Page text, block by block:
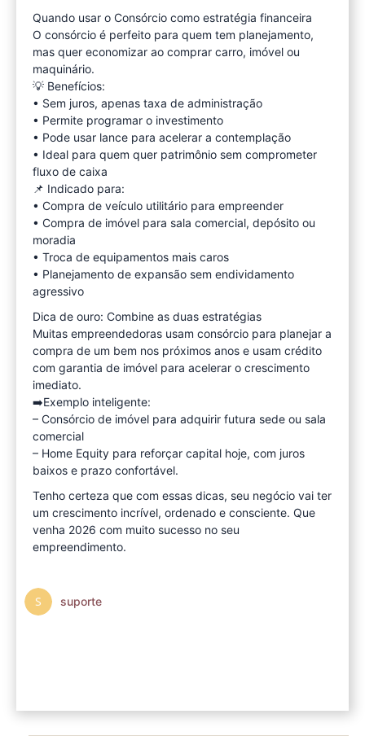
Quando usar o Consórcio como estratégia financeira
O consórcio é perfeito para quem tem planejamento,
mas quer economizar ao comprar carro, imóvel ou
maquinário.
💡 Benefícios:
• Sem juros, apenas taxa de administração
• Permite programar o investimento
• Pode usar lance para acelerar a contemplação
• Ideal para quem quer patrimônio sem comprometer
fluxo de caixa
📌 Indicado para:
• Compra de veículo utilitário para empreender
• Compra de imóvel para sala comercial, depósito ou
moradia
• Troca de equipamentos mais caros
• Planejamento de expansão sem endividamento
agressivo
Dica de ouro: Combine as duas estratégias
Muitas empreendedoras usam consórcio para planejar a
compra de um bem nos próximos anos e usam crédito
com garantia de imóvel para acelerar o crescimento
imediato.
➡️Exemplo inteligente:
– Consórcio de imóvel para adquirir futura sede ou sala
comercial
– Home Equity para reforçar capital hoje, com juros
baixos e prazo confortável.
Tenho certeza que com essas dicas, seu negócio vai ter
um crescimento incrível, ordenado e consciente. Que
venha 2026 com muito sucesso no seu
empreendimento.
suporte